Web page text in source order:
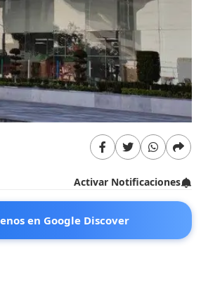
Activar Notificaciones
en Google Discover